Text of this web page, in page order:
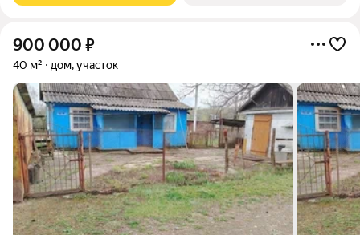
900 000 ₽
40 м² дом, участок